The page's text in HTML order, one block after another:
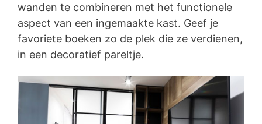
wanden te combineren met het functionele
aspect van een ingemaakte kast. Geef je
favoriete boeken zo de plek die ze verdienen,
in een decoratief pareltje.